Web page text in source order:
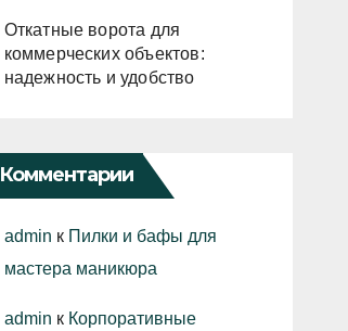
Откатные ворота для
коммерческих объектов:
надежность и удобство
Комментарии
admin к Пилки и бафы для
мастера маникюра
admin к Корпоративные